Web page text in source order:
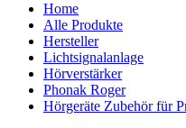
Home
Alle Produkte
Hersteller
Lichtsignalanlage
Hörverstärker
Phonak Roger
Hörgeräte Zubehör für